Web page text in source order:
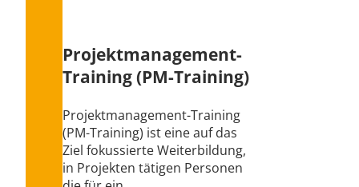
Projektmanagement-
Training (PM-Training)
Projektmanagement-Training
(PM-Training) ist eine auf das
Ziel fokussierte Weiterbildung,
in Projekten tätigen Personen